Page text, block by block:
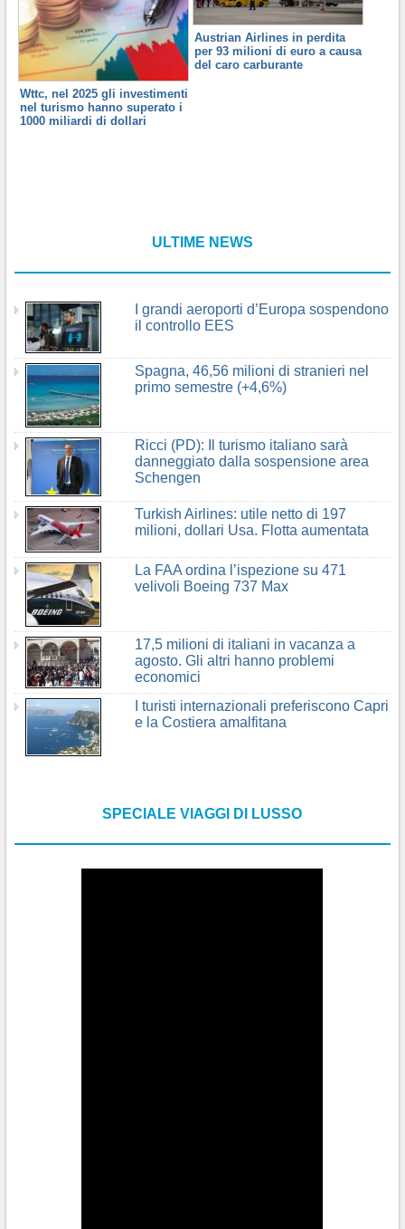
Wttc, nel 2025 gli investimenti
nel turismo hanno superato i
1000 miliardi di dollari
Austrian Airlines in perdita
per 93 milioni di euro a causa
del caro carburante
ULTIME NEWS
I grandi aeroporti d’Europa sospendono
il controllo EES
Spagna, 46,56 milioni di stranieri nel
primo semestre (+4,6%)
Ricci (PD): Il turismo italiano sarà
danneggiato dalla sospensione area
Schengen
Turkish Airlines: utile netto di 197
milioni, dollari Usa. Flotta aumentata
La FAA ordina l’ispezione su 471
velivoli Boeing 737 Max
17,5 milioni di italiani in vacanza a
agosto. Gli altri hanno problemi
economici
I turisti internazionali preferiscono Capri
e la Costiera amalfitana
SPECIALE VIAGGI DI LUSSO